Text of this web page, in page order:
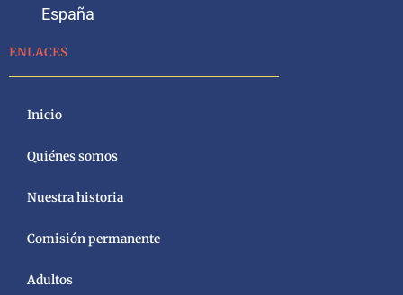
España
ENLACES
Inicio
Quiénes somos
Nuestra historia
Comisión permanente
Adultos